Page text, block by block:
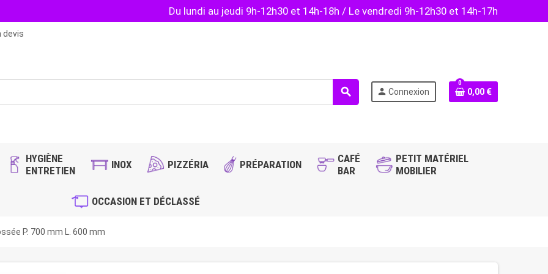
Du lundi au jeudi 9h-12h30 et 14h-18h / Le vendredi 9h-12h30 et 14h-17h
devis
search person Connexion
0
0,00 €
HYGIÈNE
ENTRETIEN
INOX PIZZÉRIA PRÉPARATION
CAFÉ
BAR
PETIT MATÉRIEL
MOBILIER
OCCASION ET DÉCLASSÉ
P. 700 mm L. 600 mm